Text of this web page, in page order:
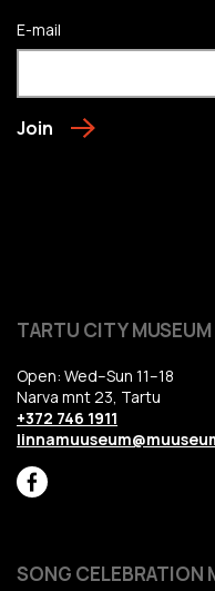
E-mail
Join
TARTU CITY MUSEUM
Open: Wed–Sun 11–18
Narva mnt 23, Tartu
+372 746 1911
SONG CELEBRATION